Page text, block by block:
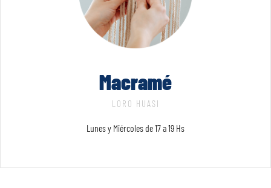
Macramé
LORO HUASI
Lunes y Miércoles de 17 a 19 Hs